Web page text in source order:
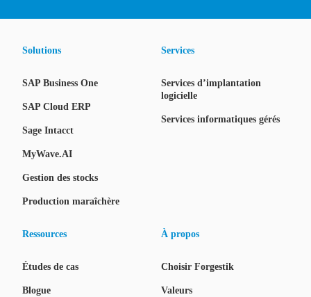
Solutions
SAP Business One
SAP Cloud ERP
Sage Intacct
MyWave.AI
Gestion des stocks
Production maraîchère
Services
Services d’implantation
logicielle
Services informatiques gérés
Ressources
Études de cas
Blogue
À propos
Choisir Forgestik
Valeurs